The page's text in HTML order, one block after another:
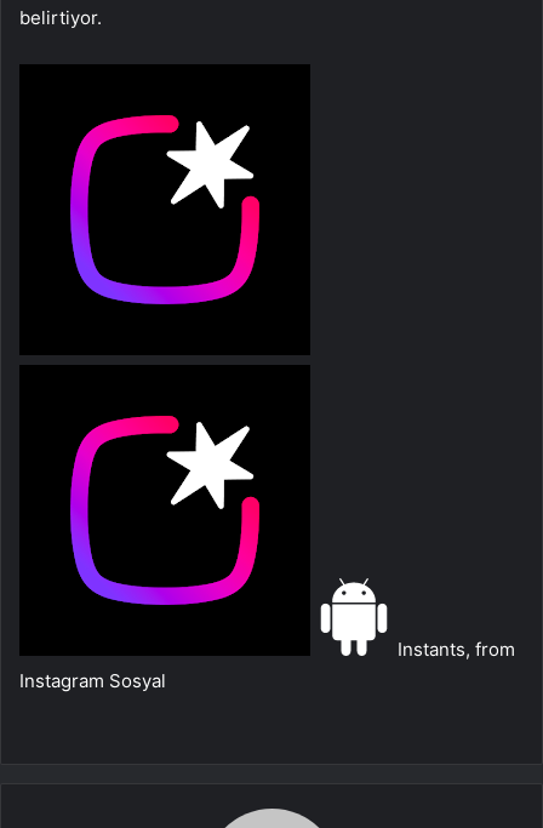
belirtiyor.
Instants, from
Instagram Sosyal